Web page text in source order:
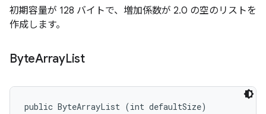
初期容量が 128 バイトで、増加係数が 2.0 の空のリストを
作成します。
ByteArrayList
public ByteArrayList (int defaultSize)